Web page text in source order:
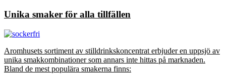
Unika smaker för alla tillfällen
Aromhusets sortiment av stilldrinkskoncentrat erbjuder en uppsjö av
unika smakkombinationer som annars inte hittas på marknaden.
Bland de mest populära smakerna finns: